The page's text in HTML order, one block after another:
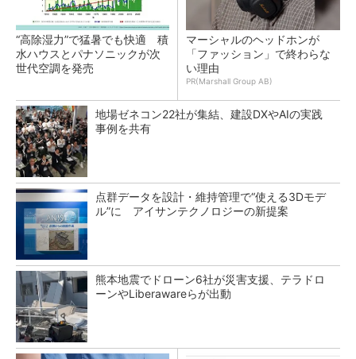
“高除湿力”で猛暑でも快適 積
水ハウスとパナソニックが次
世代空調を発売
マーシャルのヘッドホンが
「ファッション」で終わらな
い理由
PR(Marshall Group AB)
地場ゼネコン22社が集結、建設DXやAIの実践
事例を共有
点群データを設計・維持管理で“使える3Dモデ
ル”に アイサンテクノロジーの新提案
熊本地震でドローン6社が災害支援、テラドロ
ーンやLiberawareらが出動